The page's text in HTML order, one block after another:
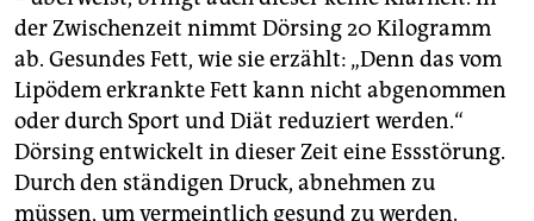
der Zwischenzeit nimmt Dörsing 20 Kilogramm
ab. Gesundes Fett, wie sie erzählt: „Denn das vom
Lipödem erkrankte Fett kann nicht abgenommen
oder durch Sport und Diät reduziert werden.“
Dörsing entwickelt in dieser Zeit eine Essstörung.
Durch den ständigen Druck, abnehmen zu
müssen, um vermeintlich gesund zu werden.